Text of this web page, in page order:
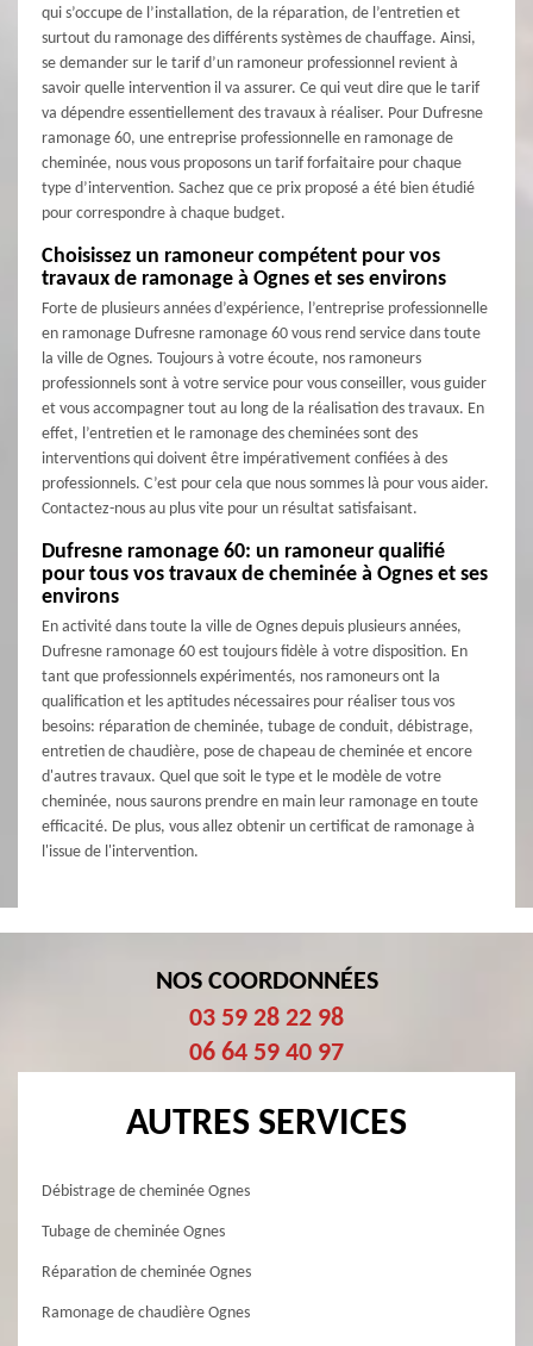
qui s’occupe de l’installation, de la réparation, de l’entretien et
surtout du ramonage des différents systèmes de chauffage. Ainsi,
se demander sur le tarif d’un ramoneur professionnel revient à
savoir quelle intervention il va assurer. Ce qui veut dire que le tarif
va dépendre essentiellement des travaux à réaliser. Pour Dufresne
ramonage 60, une entreprise professionnelle en ramonage de
cheminée, nous vous proposons un tarif forfaitaire pour chaque
type d’intervention. Sachez que ce prix proposé a été bien étudié
pour correspondre à chaque budget.
Choisissez un ramoneur compétent pour vos
travaux de ramonage à Ognes et ses environs
Forte de plusieurs années d’expérience, l’entreprise professionnelle
en ramonage Dufresne ramonage 60 vous rend service dans toute
la ville de Ognes. Toujours à votre écoute, nos ramoneurs
professionnels sont à votre service pour vous conseiller, vous guider
et vous accompagner tout au long de la réalisation des travaux. En
effet, l’entretien et le ramonage des cheminées sont des
interventions qui doivent être impérativement confiées à des
professionnels. C’est pour cela que nous sommes là pour vous aider.
Contactez-nous au plus vite pour un résultat satisfaisant.
Dufresne ramonage 60: un ramoneur qualifié
pour tous vos travaux de cheminée à Ognes et ses
environs
En activité dans toute la ville de Ognes depuis plusieurs années,
Dufresne ramonage 60 est toujours fidèle à votre disposition. En
tant que professionnels expérimentés, nos ramoneurs ont la
qualification et les aptitudes nécessaires pour réaliser tous vos
besoins: réparation de cheminée, tubage de conduit, débistrage,
entretien de chaudière, pose de chapeau de cheminée et encore
d'autres travaux. Quel que soit le type et le modèle de votre
cheminée, nous saurons prendre en main leur ramonage en toute
efficacité. De plus, vous allez obtenir un certificat de ramonage à
l'issue de l'intervention.
NOS COORDONNÉES
03 59 28 22 98
06 64 59 40 97
AUTRES SERVICES
Débistrage de cheminée Ognes
Tubage de cheminée Ognes
Réparation de cheminée Ognes
Ramonage de chaudière Ognes